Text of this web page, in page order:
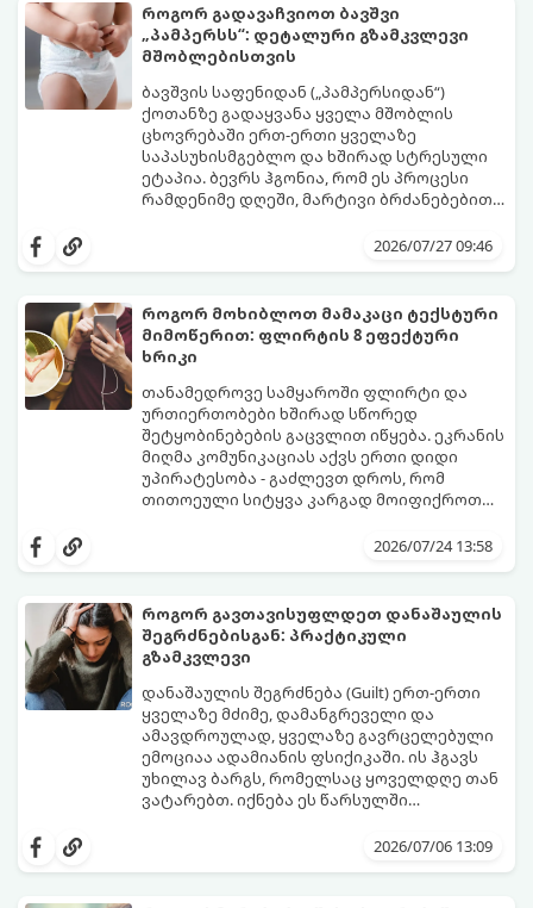
როგორ გადავაჩვიოთ ბავშვი
„პამპერსს“: დეტალური გზამკვლევი
მშობლებისთვის
ბავშვის საფენიდან („პამპერსიდან“)
ქოთანზე გადაყვანა ყველა მშობლის
ცხოვრებაში ერთ-ერთი ყველაზე
საპასუხისმგებლო და ხშირად სტრესული
ეტაპია. ბევრს ჰგონია, რომ ეს პროცესი
რამდენიმე დღეში, მარტივი ბრძანებებით
ფიზიოლოგიური და ფსიქოლოგიური
მოთმინებას მოითხოვს.
როგორ გახადოთ ეს პროცესი2026/07/27 09:46
როგორ მოხიბლოთ მამაკაცი ტექსტური
მიმოწერით: ფლირტის 8 ეფექტური
ხრიკი
თანამედროვე სამყაროში ფლირტი და
ურთიერთობები ხშირად სწორედ
შეტყობინებების გაცვლით იწყება. ეკრანის
მიღმა კომუნიკაციას აქვს ერთი დიდი
უპირატესობა - გაძლევთ დროს, რომ
თითოეული სიტყვა კარგად მოიფიქროთ
მოაცილოს და მოუთმენლად ელოდოს
წესი:
2026/07/24 13:58
როგორ გავთავისუფლდეთ დანაშაულის
შეგრძნებისგან: პრაქტიკული
გზამკვლევი
დანაშაულის შეგრძნება (Guilt) ერთ-ერთი
ყველაზე მძიმე, დამანგრეველი და
ამავდროულად, ყველაზე გავრცელებული
ემოციაა ადამიანის ფსიქიკაში. ის ჰგავს
უხილავ ბარგს, რომელსაც ყოველდღე თან
ვატარებთ. იქნება ეს წარსულში
ტკენა, ოჯახის წევრებისთვის
დანაშაულის გრძნობას აქვს თავისი
2026/07/06 13:09